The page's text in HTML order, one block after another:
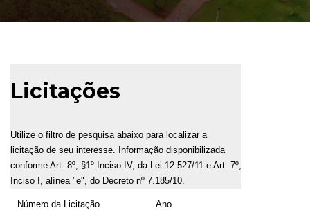
Licitações
Utilize o filtro de pesquisa abaixo para localizar a
licitação de seu interesse. Informação disponibilizada
conforme Art. 8º, §1º Inciso IV, da Lei 12.527/11 e Art. 7º,
Inciso I, alínea "e", do Decreto nº 7.185/10.
Número da Licitação Ano